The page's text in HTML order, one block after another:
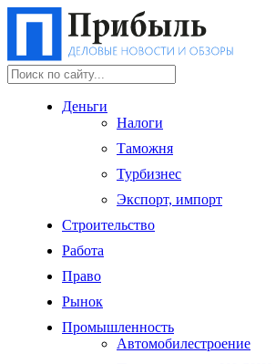
Деньги
Налоги
Таможня
Турбизнес
Экспорт, импорт
Строительство
Работа
Право
Рынок
Промышленность
Автомобилестроение